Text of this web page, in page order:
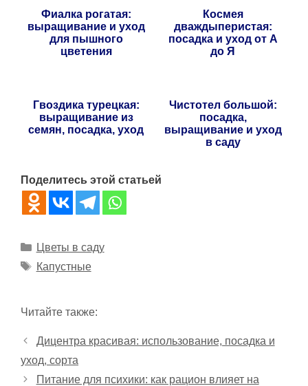
Фиалка рогатая:
выращивание и уход
для пышного
цветения
Космея
дваждыперистая:
посадка и уход от А
до Я
Гвоздика турецкая:
выращивание из
семян, посадка, уход
Чистотел большой:
посадка,
выращивание и уход
в саду
Поделитесь этой статьей
Рубрики
Цветы в саду
Метки
Капустные
Читайте также:
Дицентра красивая: использование, посадка и
уход, сорта
Питание для психики: как рацион влияет на